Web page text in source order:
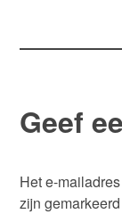
Geef
Het e-
zijn